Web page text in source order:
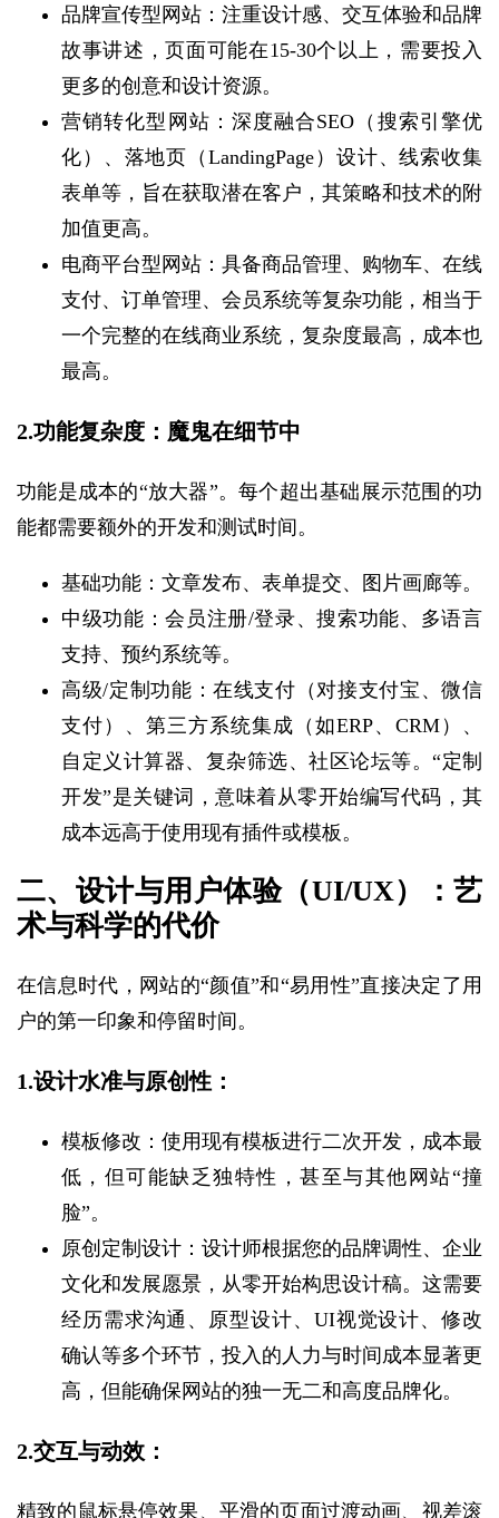
品牌宣传型网站：注重设计感、交互体验和品牌
故事讲述，页面可能在15-30个以上，需要投入
更多的创意和设计资源。
营销转化型网站：深度融合SEO（搜索引擎优
化）、落地页（LandingPage）设计、线索收集
表单等，旨在获取潜在客户，其策略和技术的附
加值更高。
电商平台型网站：具备商品管理、购物车、在线
支付、订单管理、会员系统等复杂功能，相当于
一个完整的在线商业系统，复杂度最高，成本也
最高。
2.功能复杂度：魔鬼在细节中
功能是成本的“放大器”。每个超出基础展示范围的功
能都需要额外的开发和测试时间。
基础功能：文章发布、表单提交、图片画廊等。
中级功能：会员注册/登录、搜索功能、多语言
支持、预约系统等。
高级/定制功能：在线支付（对接支付宝、微信
支付）、第三方系统集成（如ERP、CRM）、
自定义计算器、复杂筛选、社区论坛等。“定制
开发”是关键词，意味着从零开始编写代码，其
成本远高于使用现有插件或模板。
二、设计与用户体验（UI/UX）：艺
术与科学的代价
在信息时代，网站的“颜值”和“易用性”直接决定了用
户的第一印象和停留时间。
1.设计水准与原创性：
模板修改：使用现有模板进行二次开发，成本最
低，但可能缺乏独特性，甚至与其他网站“撞
脸”。
原创定制设计：设计师根据您的品牌调性、企业
文化和发展愿景，从零开始构思设计稿。这需要
经历需求沟通、原型设计、UI视觉设计、修改
确认等多个环节，投入的人力与时间成本显著更
高，但能确保网站的独一无二和高度品牌化。
2.交互与动效：
精致的鼠标悬停效果、平滑的页面过渡动画、视差滚